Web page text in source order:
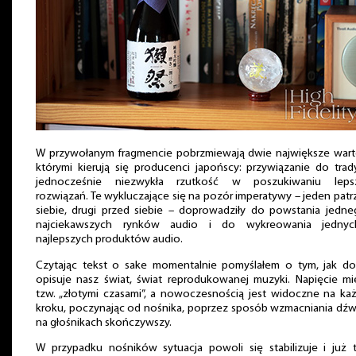
W przywołanym fragmencie pobrzmiewają dwie największe
którymi kierują się producenci japońscy: przywiązanie do
jednocześnie niezwykła rzutkość w poszukiwaniu
rozwiązań. Te wykluczające się na pozór imperatywy – jeden
siebie, drugi przed siebie – doprowadziły do powstania
najciekawszych rynków audio i do wykreowania
najlepszych produktów audio.
Czytając tekst o sake momentalnie pomyślałem o tym, jak
opisuje nasz świat, świat reprodukowanej muzyki. Napięcie
tzw. „złotymi czasami”, a nowoczesnością jest widoczne na
kroku, poczynając od nośnika, poprzez sposób wzmacniania
na głośnikach skończywszy.
W przypadku nośników sytuacja powoli się stabilizuje i już